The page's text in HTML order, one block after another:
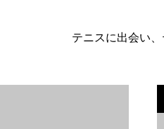
チスポーツとか、夏とか。
テニスに出会い